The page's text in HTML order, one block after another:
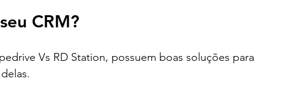
CRM?
Vs RD Station, possuem boas soluções para